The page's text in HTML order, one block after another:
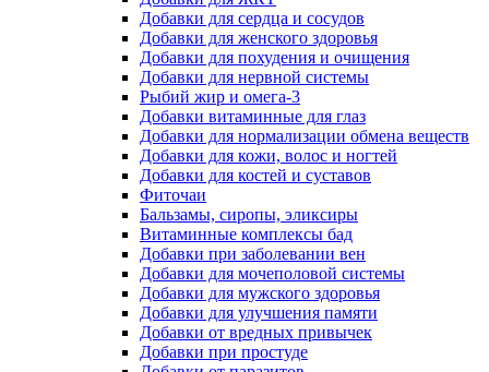
Добавки для сердца и сосудов
Добавки для женского здоровья
Добавки для похудения и очищения
Добавки для нервной системы
Рыбий жир и омега-3
Добавки витаминные для глаз
Добавки для нормализации обмена веществ
Добавки для кожи, волос и ногтей
Добавки для костей и суставов
Фиточаи
Бальзамы, сиропы, эликсиры
Витаминные комплексы бад
Добавки при заболевании вен
Добавки для мочеполовой системы
Добавки для мужского здоровья
Добавки для улучшения памяти
Добавки от вредных привычек
Добавки при простуде